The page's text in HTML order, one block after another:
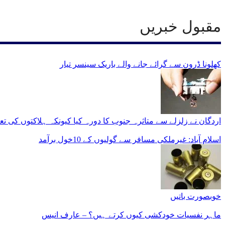
مقبول خبریں
کھلونا ڈرون سے گرائے جانے والے باریک سینسر تیار
اردگان نے زلزلے سے متاثرہ جنوب کا دورہ کیا کیونکہ ہلاکتوں کی تعداد 11,000 سے زیادہ ہو
اسلام آباد: غیرملکی مسافر سے گولیوں کے 10خول برآمد
خوبصورت باتیں
ماہر نفسیات خودکشی کیوں کرتے ہیں؟ – عارف انیس